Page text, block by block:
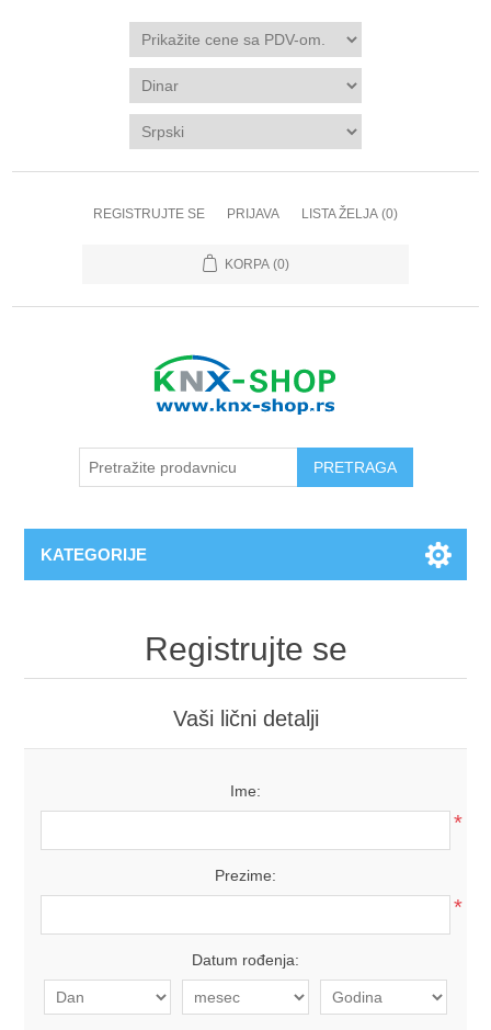
REGISTRUJTE SE PRIJAVA LISTA ŽELJA (0)
KORPA (0)
KATEGORIJE
Registrujte se
Vaši lični detalji
Ime:
*
Prezime:
*
Datum rođenja: